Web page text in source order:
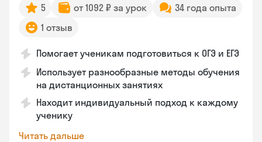
5 от 1092 ₽ за урок
34 года опыта
1 отзыв
Помогает ученикам подготовиться к ОГЭ и ЕГЭ
Использует разнообразные методы обучения
на дистанционных занятиях
Находит индивидуальный подход к каждому
ученику
Читать дальше